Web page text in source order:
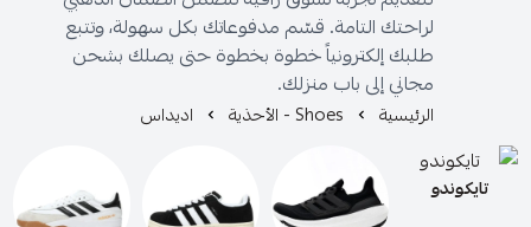
لراحتك التامة. قسّم مدفوعاتك بكل سهولة، وتتبع
طلبك إلكترونياً خطوة بخطوة حتى يصلك بشحن
مجاني إلى باب منزلك.
الرئيسية Shoes - الأحذية اديداس
تايكوندو